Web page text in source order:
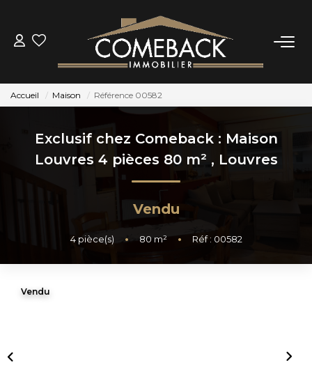
ACHETER
LOUER
ESTIMER
BIENS VENDUS
Accueil Maison Référence 00582
Exclusif chez Comeback : Maison
Louvres 4 pièces 80 m² , Louvres
Vendu
4pièce(s) • 80 m² • Réf : 00582
Vendu